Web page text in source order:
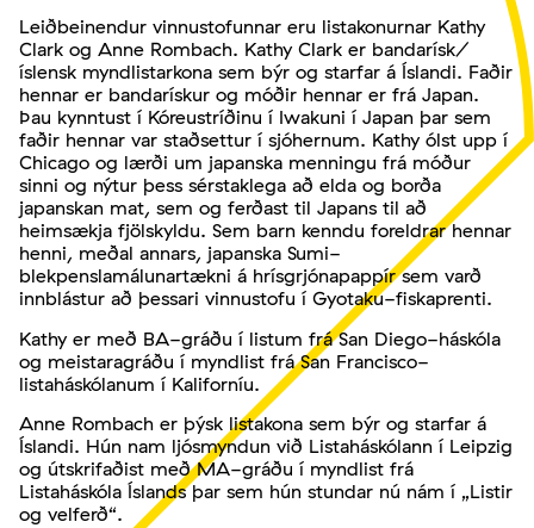
Leiðbeinendur vinnustofunnar eru listakonurnar Kathy
Clark og Anne Rombach. Kathy Clark er bandarísk/
íslensk myndlistarkona sem býr og starfar á Íslandi. Faðir
hennar er bandarískur og móðir hennar er frá Japan.
Þau kynntust í Kóreustríðinu í Iwakuni í Japan þar sem
faðir hennar var staðsettur í sjóhernum. Kathy ólst upp í
Chicago og lærði um japanska menningu frá móður
sinni og nýtur þess sérstaklega að elda og borða
japanskan mat, sem og ferðast til Japans til að
heimsækja fjölskyldu. Sem barn kenndu foreldrar hennar
henni, meðal annars, japanska Sumi-
blekpenslamálunartækni á hrísgrjónapappír sem varð
innblástur að þessari vinnustofu í Gyotaku-fiskaprenti.
Kathy er með BA-gráðu í listum frá San Diego-háskóla
og meistaragráðu í myndlist frá San Francisco-
listaháskólanum í Kaliforníu.
Anne Rombach er þýsk listakona sem býr og starfar á
Íslandi. Hún nam ljósmyndun við Listaháskólann í Leipzig
og útskrifaðist með MA-gráðu í myndlist frá
Listaháskóla Íslands þar sem hún stundar nú nám í „Listir
og velferð“.